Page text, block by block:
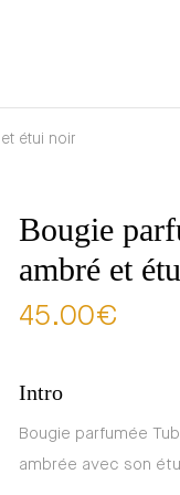
étui noir
Bougie
ambré et
45.00€
Intro
Bougie parfumée
ambrée avec son